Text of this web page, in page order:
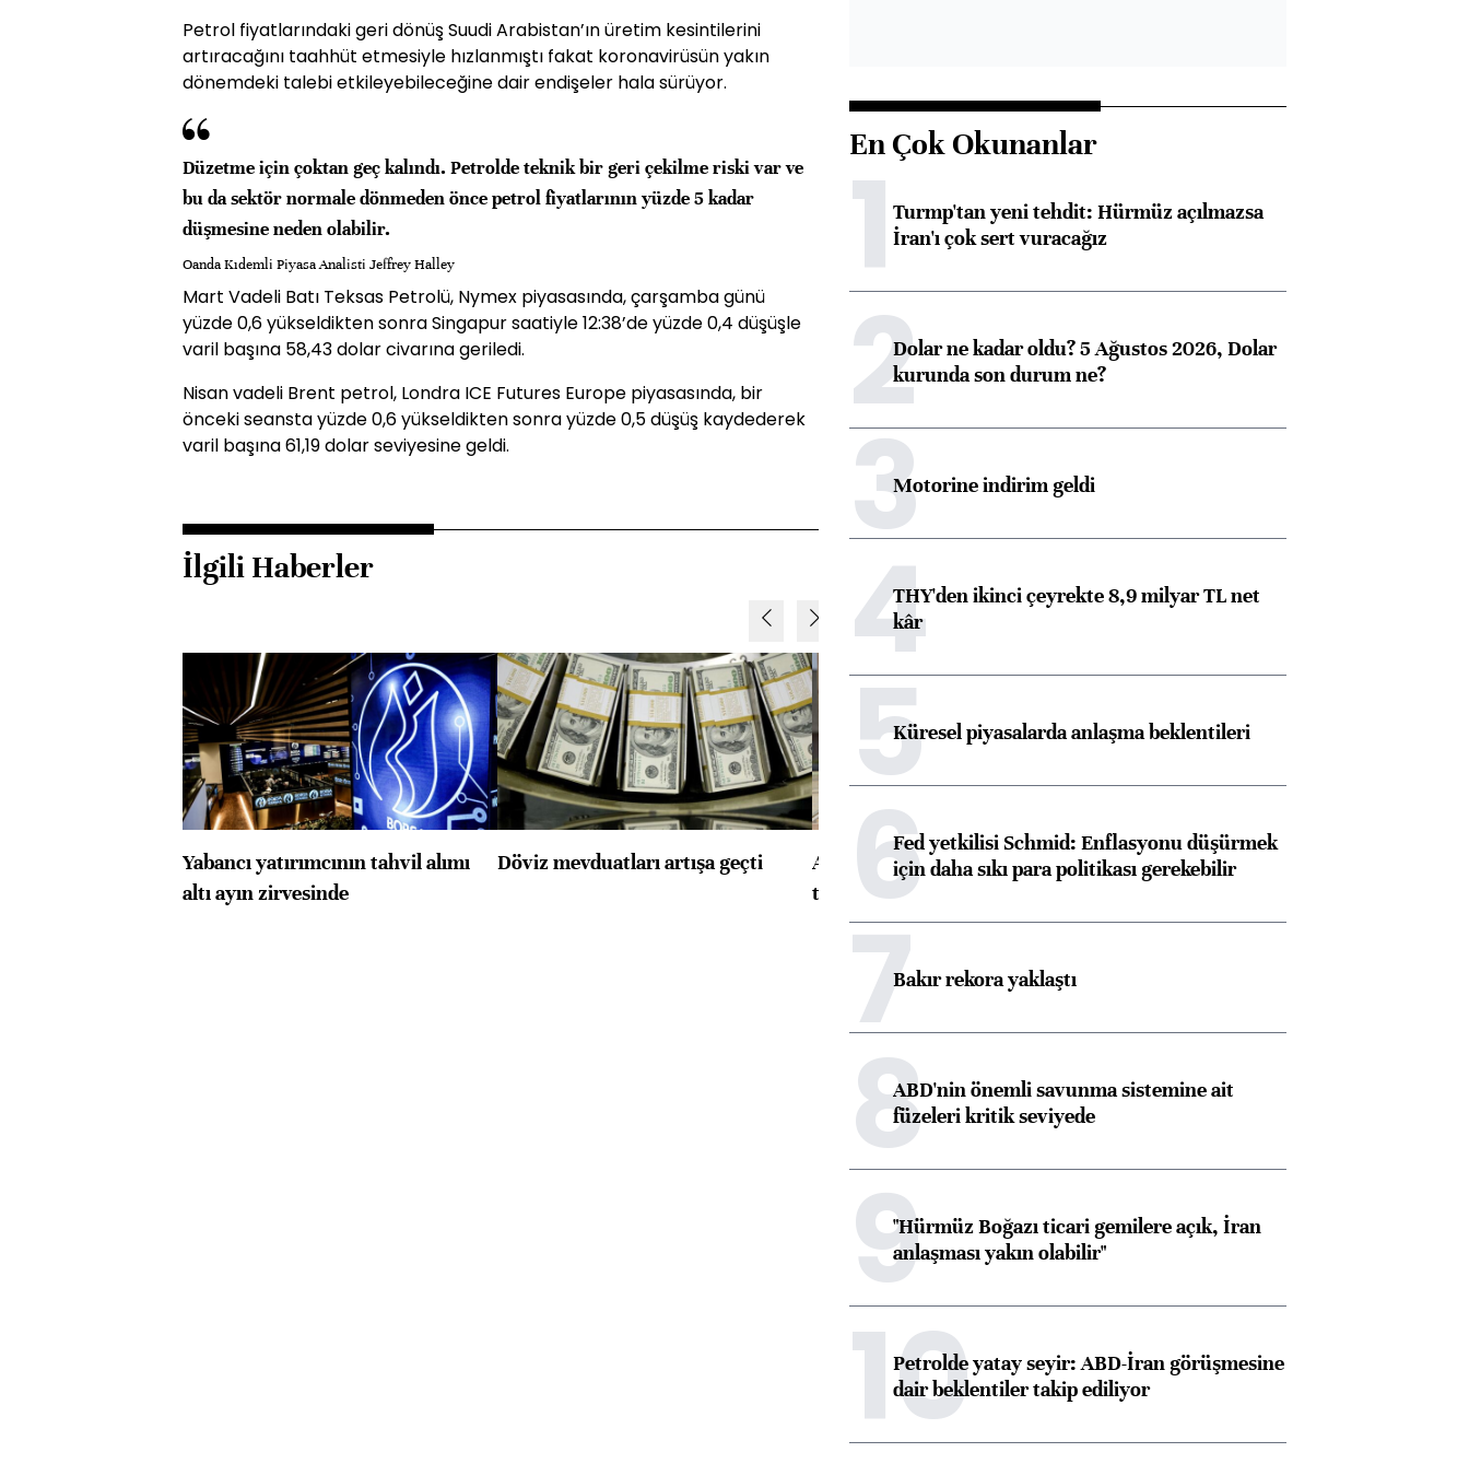
Petrol fiyatlarındaki geri dönüş Suudi Arabistan’ın üretim kesintilerini
artıracağını taahhüt etmesiyle hızlanmıştı fakat koronavirüsün yakın
dönemdeki talebi etkileyebileceğine dair endişeler hala sürüyor.
Düzetme için çoktan geç kalındı. Petrolde teknik bir geri çekilme riski var ve
bu da sektör normale dönmeden önce petrol fiyatlarının yüzde 5 kadar
düşmesine neden olabilir.
Oanda Kıdemli Piyasa Analisti Jeffrey Halley
Mart Vadeli Batı Teksas Petrolü, Nymex piyasasında, çarşamba günü
yüzde 0,6 yükseldikten sonra Singapur saatiyle 12:38’de yüzde 0,4 düşüşle
varil başına 58,43 dolar civarına geriledi.
Nisan vadeli Brent petrol, Londra ICE Futures Europe piyasasında, bir
önceki seansta yüzde 0,6 yükseldikten sonra yüzde 0,5 düşüş kaydederek
varil başına 61,19 dolar seviyesine geldi.
İlgili Haberler
Yabancı yatırımcının tahvil alımı
altı ayın zirvesinde
Döviz mevduatları artışa geçti
ABD'de konut başlangıçları
toparlandı
görüşmelere hazırlanıyor
En Çok Okunanlar
1Turmp'tan yeni tehdit: Hürmüz açılmazsa
İran'ı çok sert vuracağız
2Dolar ne kadar oldu? 5 Ağustos 2026, Dolar
kurunda son durum ne?
3Motorine indirim geldi
4THY'den ikinci çeyrekte 8,9 milyar TL net
kâr
5Küresel piyasalarda anlaşma beklentileri
6Fed yetkilisi Schmid: Enflasyonu düşürmek
için daha sıkı para politikası gerekebilir
7Bakır rekora yaklaştı
8ABD'nin önemli savunma sistemine ait
füzeleri kritik seviyede
9"Hürmüz Boğazı ticari gemilere açık, İran
anlaşması yakın olabilir"
10
Petrolde yatay seyir: ABD-İran görüşmesine
dair beklentiler takip ediliyor